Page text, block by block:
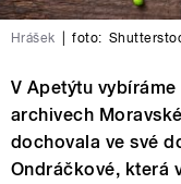
Hrášek foto:
V Apetýtu
archivech
dochovala ve své
Ondráčkové, která